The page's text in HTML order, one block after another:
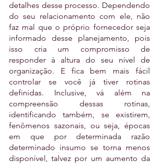
detalhes desse processo. Dependendo
do seu relacionamento com ele, não
faz mal que o próprio fornecedor seja
informado desse planejamento, pois
isso cria um compromisso de
responder à altura do seu nível de
organização. E fica bem mais fácil
controlar se você já tiver rotinas
definidas. Inclusive, vá além na
compreensão dessas rotinas,
identificando também, se existirem,
fenômenos sazonais, ou seja, épocas
em que por determinada razão
determinado insumo se torna menos
disponível, talvez por um aumento da